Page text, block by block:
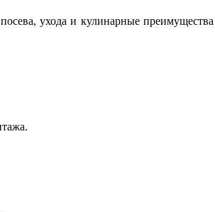
ухода и кулинарные преимущества